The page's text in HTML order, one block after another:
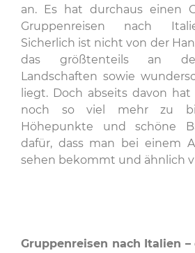
an. Es hat durchaus einen
Gruppenreisen nach
Sicherlich ist nicht von der
das größtenteils an
Landschaften sowie
liegt. Doch abseits davon
noch so viel mehr zu
Höhepunkte und schöne
dafür, dass man bei einem
sehen bekommt und ähnlich
Gruppenreisen nach Italien –